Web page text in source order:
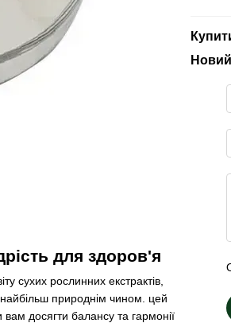
для здоров'я
сухих рослинних екстрактів,
природнім чином. цей
досягти балансу та гармонії